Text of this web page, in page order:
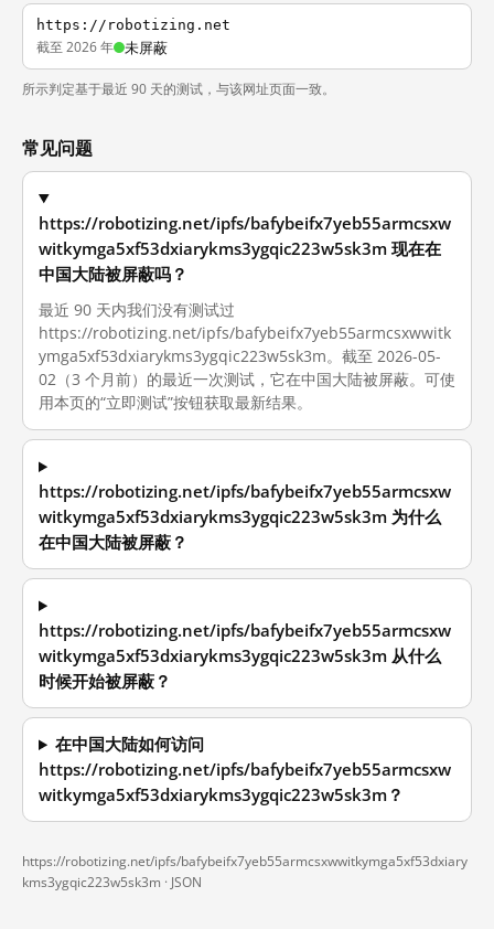
https://robotizing.net
截至 2026 年 未屏蔽
所示判定基于最近 90 天的测试，与该网址页面一致。
常见问题
https://robotizing.net/ipfs/bafybeifx7yeb55armcsxw
witkymga5xf53dxiarykms3ygqic223w5sk3m 现在在
中国大陆被屏蔽吗？
最近 90 天内我们没有测试过
https://robotizing.net/ipfs/bafybeifx7yeb55armcsxwwitk
ymga5xf53dxiarykms3ygqic223w5sk3m。截至 2026-05-
02（3 个月前）的最近一次测试，它在中国大陆被屏蔽。可使
用本页的“立即测试”按钮获取最新结果。
https://robotizing.net/ipfs/bafybeifx7yeb55armcsxw
witkymga5xf53dxiarykms3ygqic223w5sk3m 为什么
在中国大陆被屏蔽？
https://robotizing.net/ipfs/bafybeifx7yeb55armcsxw
witkymga5xf53dxiarykms3ygqic223w5sk3m 从什么
时候开始被屏蔽？
在中国大陆如何访问
https://robotizing.net/ipfs/bafybeifx7yeb55armcsxw
witkymga5xf53dxiarykms3ygqic223w5sk3m？
https://robotizing.net/ipfs/bafybeifx7yeb55armcsxwwitkymga5xf53dxiary
kms3ygqic223w5sk3m · JSON